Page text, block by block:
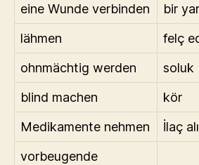
eine Wunde verbinden
bir
lähmen
felç
ohnmächtig werden
soluk
blind machen
kör
Medikamente nehmen
İlaç
vorbeugende